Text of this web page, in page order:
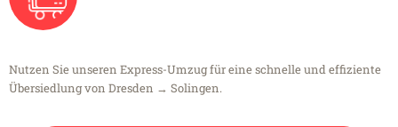
Nutzen Sie unseren Express-Umzug für eine schnelle und effiziente
Übersiedlung von Dresden → Solingen.